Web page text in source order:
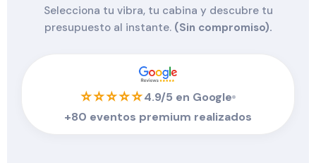
Selecciona tu vibra, tu cabina y descubre tu
presupuesto al instante. (Sin compromiso).
⭐⭐⭐⭐⭐4.9/5 en Google
+80 eventos premium realizados